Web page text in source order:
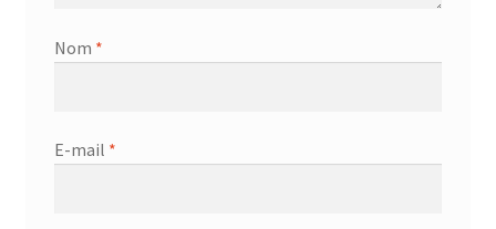
Nom *
E-mail *